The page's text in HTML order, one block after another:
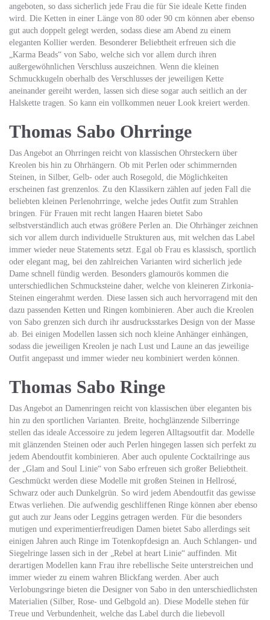
angeboten, so dass sicherlich jede Frau die für Sie ideale Kette finden
wird. Die Ketten in einer Länge von 80 oder 90 cm können aber ebenso
gut auch doppelt gelegt werden, sodass diese am Abend zu einem
eleganten Kollier werden. Besonderer Beliebtheit erfreuen sich die
„Karma Beads“ von Sabo, welche sich vor allem durch ihren
außergewöhnlichen Verschluss auszeichnen. Wenn die kleinen
Schmuckkugeln oberhalb des Verschlusses der jeweiligen Kette
aneinander gereiht werden, lassen sich diese sogar auch seitlich an der
Halskette tragen. So kann ein vollkommen neuer Look kreiert werden.
Thomas Sabo Ohrringe
Das Angebot an Ohrringen reicht von klassischen Ohrsteckern über
Kreolen bis hin zu Ohrhängern. Ob mit Perlen oder schimmernden
Steinen, in Silber, Gelb- oder auch Rosegold, die Möglichkeiten
erscheinen fast grenzenlos. Zu den Klassikern zählen auf jeden Fall die
beliebten kleinen Perlenohrringe, welche jedes Outfit zum Strahlen
bringen. Für Frauen mit recht langen Haaren bietet Sabo
selbstverständlich auch etwas größere Perlen an. Die Ohrhänger zeichnen
sich vor allem durch individuelle Strukturen aus, mit welchen das Label
immer wieder neue Statements setzt. Egal ob Frau es klassisch, sportlich
oder elegant mag, bei den zahlreichen Varianten wird sicherlich jede
Dame schnell fündig werden. Besonders glamourös kommen die
unterschiedlichen Schmucksteine daher, welche von kleineren Zirkonia-
Steinen eingerahmt werden. Diese lassen sich auch hervorragend mit den
dazu passenden Ketten und Ringen kombinieren. Aber auch die Kreolen
von Sabo grenzen sich durch ihr ausdrucksstarkes Design von der Masse
ab. Bei einigen Modellen lassen sich noch kleine Anhänger einhängen,
sodass die jeweiligen Kreolen je nach Lust und Laune an das jeweilige
Outfit angepasst und immer wieder neu kombiniert werden können.
Thomas Sabo Ringe
Das Angebot an Damenringen reicht von klassischen über eleganten bis
hin zu den sportlichen Varianten. Breite, hochglänzende Silberringe
stellen das ideale Accessoire zu jedem legeren Alltagsoutfit dar. Modelle
mit glänzenden Steinen oder auch Perlen hingegen lassen sich perfekt zu
jedem Abendoutfit kombinieren. Aber auch opulente Cocktailringe aus
der „Glam and Soul Linie“ von Sabo erfreuen sich großer Beliebtheit.
Geschmückt werden diese Modelle mit großen Steinen in Hellrosé,
Schwarz oder auch Dunkelgrün. So wird jedem Abendoutfit das gewisse
Etwas verliehen. Die aufwendig geschliffenen Ringe können aber ebenso
gut auch zur Jeans oder Leggins getragen werden. Für die besonders
mutigen und experimentierfreudigen Damen bietet Sabo allerdings seit
einigen Jahren auch Ringe im Totenkopfdesign an. Auch Schlangen- und
Siegelringe lassen sich in der „Rebel at heart Linie“ auffinden. Mit
derartigen Modellen kann Frau ihre rebellische Seite unterstreichen und
immer wieder zu einem wahren Blickfang werden. Aber auch
Verlobungsringe bieten die Designer von Sabo in den unterschiedlichsten
Materialien (Silber, Rose- und Gelbgold an). Diese Modelle stehen für
Treue und Verbundenheit, welche das Label durch die liebevoll